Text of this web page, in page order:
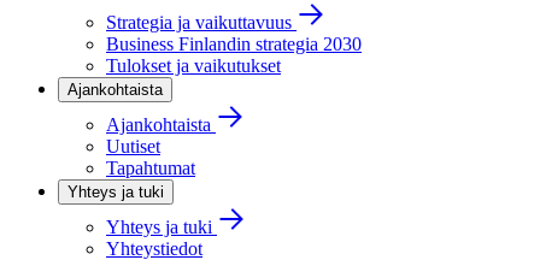
Strategia ja vaikuttavuus
Business Finlandin strategia 2030
Tulokset ja vaikutukset
Ajankohtaista
Ajankohtaista
Uutiset
Tapahtumat
Yhteys ja tuki
Yhteys ja tuki
Yhteystiedot